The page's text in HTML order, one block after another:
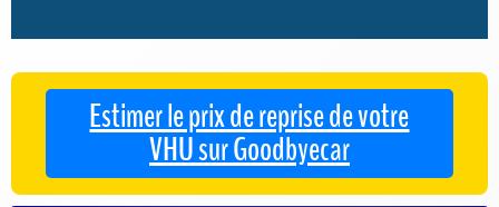
Estimer le prix de reprise de votre
VHU sur Goodbyecar